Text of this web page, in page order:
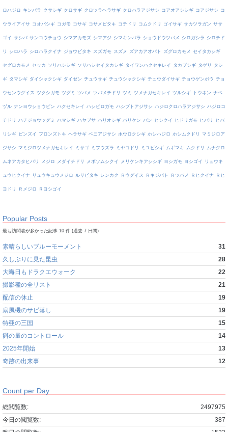
ロハジロ キンパラ クサシギ クロサギ クロツラヘラサギ クロハラアジサシ コアオアシシギ コアジサシ コ
ウライアイサ コオバシギ コガモ コサギ コサメビタキ コチドリ コムクドリ ゴイサギ サカツラガン ササ
ゴイ サシバ サンコウチョウ シマアカモズ シマアジ シマキンパラ ショウドウツバメ シロガシラ シロチド
リ シロハラ シロハラクイナ ジョウビタキ スズガモ スズメ ズアカアオバト ズグロカモメ セイタカシギ
セグロカモメ セッカ ソリハシシギ ソリハシセイタカシギ タイワンハクセキレイ タカブシギ タゲリ タシ
ギ タマシギ ダイシャクシギ ダイゼン チュウサギ チュウシャクシギ チュウダイサギ チョウゲンボウ チョ
ウセンウグイス ツクシガモ ツグミ ツバメ ツバメチドリ ツミ ツメナガセキレイ ツルシギ トウネン ナベ
ヅル ナンヨウショウビン ハクセキレイ ハシビロガモ ハシブトアジサシ ハジロクロハラアジサシ ハジロコ
チドリ ハチジョウツグミ ハマシギ ハヤブサ ハリオシギ バリケン バン ヒシクイ ヒドリガモ ヒバリ ヒバ
リシギ ビンズイ ブロンズトキ ヘラサギ ベニアジサシ ホウロクシギ ホシハジロ ホシムクドリ マミジロア
ジサシ マミジロツメナガセキレイ ミサゴ ミフウズラ ミヤコドリ ミユビシギ ムギマキ ムクドリ ムナグロ
ムネアカタヒバリ メジロ メダイチドリ メボソムシクイ メリケンキアシシギ ヨシガモ ヨシゴイ リュウキ
ュウヒクイナ リュウキュウメジロ ルリビタキ レンカク Ｒウグイス Ｒキジバト Ｒツバメ Ｒヒクイナ Ｒヒ
ヨドリ Ｒメジロ Ｒヨシゴイ
Popular Posts
最も訪問者が多かった記事 10 件 (過去 7 日間)
素晴らしいブルーモーメント
31
久しぶりに見た昆虫
28
大晦日もドラクエウォーク
22
撮影種の全リスト
21
配信の休止
19
扇風機のサビ落し
19
特亜の三国
15
餌の量のコントロール
14
2025年開始
13
奇跡の出来事
12
Count per Day
2497975
総閲覧数:
387
今日の閲覧数: